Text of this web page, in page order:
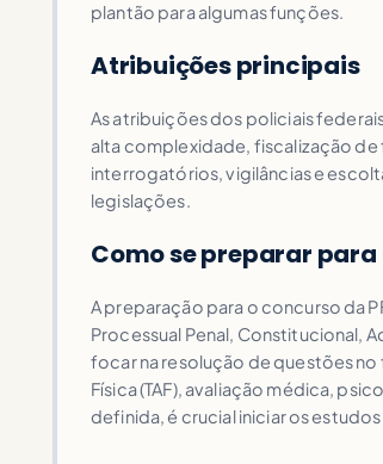
plantão para algumas funções.
Atribuições principais
As atribuições dos policiais
alta complexidade, fiscalização de
interrogatórios, vigilâncias e
legislações.
Como se preparar para
A preparação para o concurso da
Processual Penal, Constitucional,
focar na resolução de questões
Física (TAF), avaliação médica,
definida, é crucial iniciar os